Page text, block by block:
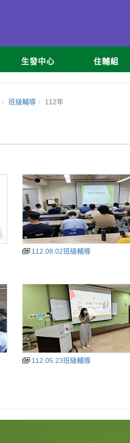
生發中心 住輔組
班級輔導 112年
112.08.02班級輔導
112.05.23班級輔導